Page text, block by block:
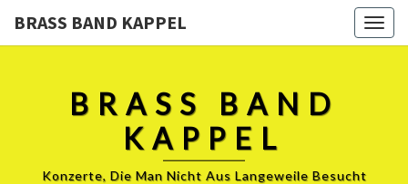
BRASS BAND KAPPEL
BRASS BAND
KAPPEL
Konzerte, Die Man Nicht Aus Langeweile Besucht